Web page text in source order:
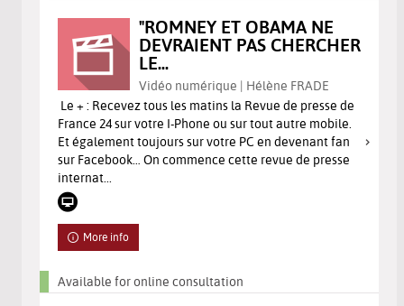
"ROMNEY ET OBAMA NE
DEVRAIENT PAS CHERCHER
LE...
Vidéo numérique | Hélène FRADE
Le + : Recevez tous les matins la Revue de presse de
France 24 sur votre I-Phone ou sur tout autre mobile.
Et également toujours sur votre PC en devenant fan
sur Facebook… On commence cette revue de presse
internat...
More info
Available for online consultation